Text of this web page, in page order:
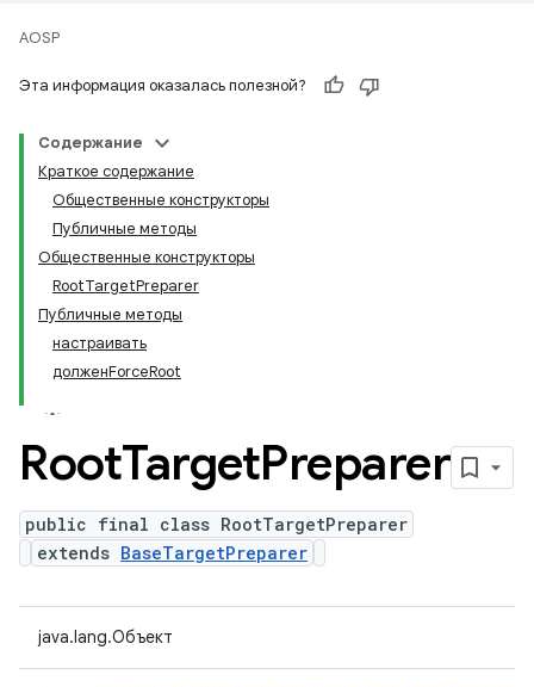
AOSP
Эта информация оказалась полезной?
Содержание
Краткое содержание
Общественные конструкторы
Публичные методы
Общественные конструкторы
RootTargetPreparer
Публичные методы
настраивать
долженForceRoot
RootTargetPreparer
public final class RootTargetPreparer
extends BaseTargetPreparer
java.lang.Объект